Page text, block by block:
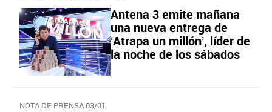
Antena 3 emite mañana
una nueva entrega de
‘Atrapa un millón’, líder de
la noche de los sábados
NOTA DE PRENSA 03/01